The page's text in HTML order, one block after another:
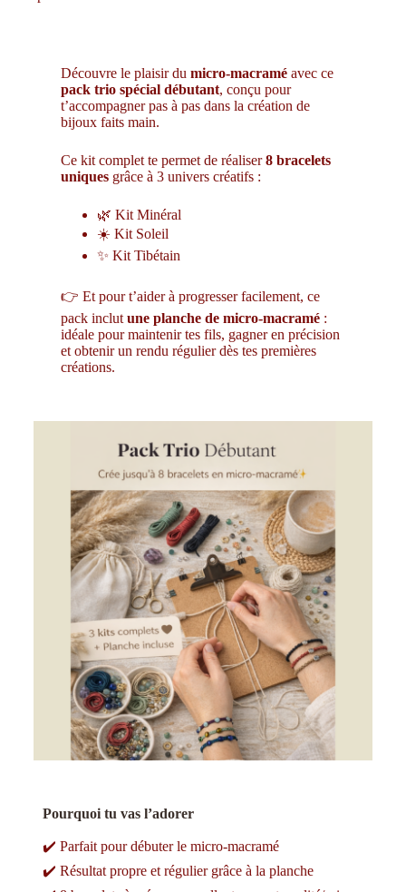
Découvre le plaisir du micro-macraméavec ce
pack trio spécial débutant, conçu pour
t’accompagner pas à pas dans la création de
bijoux faits main.
Ce kit complet te permet de réaliser8 bracelets
uniquesgrâce à 3 univers créatifs :
🌿 Kit Minéral
☀️ Kit Soleil
✨ Kit Tibétain
👉 Et pour t’aider à progresser facilement, ce
pack inclut une planche de micro-macramé:
idéale pour maintenir tes fils, gagner en précision
et obtenir un rendu régulier dès tes premières
créations.
Pourquoi tu vas l’adorer
✔️ Parfait pour débuter le micro-macramé
✔️ Résultat propre et régulier grâce à la planche